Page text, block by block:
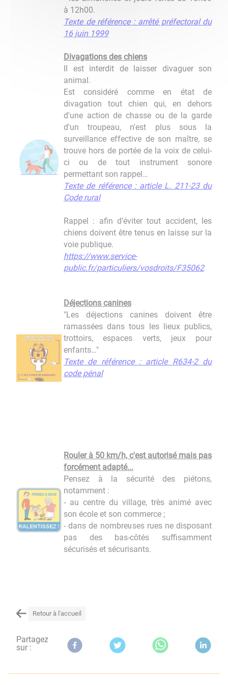
à 12h00.
Texte de référence : arrêté préfectoral du
16 juin 1999
Divagations des chiens
Il est interdit de laisser divaguer son
animal.
Est considéré comme en état de
divagation tout chien qui, en dehors
d'une action de chasse ou de la garde
d'un troupeau, n'est plus sous la
surveillance effective de son maître, se
trouve hors de portée de la voix de celui-
ci ou de tout instrument sonore
permettant son rappel…
Texte de référence : article L. 211-23 du
Code rural
Rappel : afin d’éviter tout accident, les
chiens doivent être tenus en laisse sur la
voie publique.
https://www.service-
public.fr/particuliers/vosdroits/F35062
Déjections canines
"Les déjections canines doivent être
ramassées dans tous les lieux publics,
trottoirs, espaces verts, jeux pour
enfants…"
Texte de référence : article R634-2 du
code pénal
Rouler à 50 km/h, c'est autorisé mais pas
forcément adapté...
Pensez à la sécurité des piétons,
notamment :
- au centre du village, très animé avec
son école et son commerce ;
- dans de nombreuses rues ne disposant
pas des bas-côtés suffisamment
sécurisés et sécurisants.
Retour à l'accueil
Partagez
sur :